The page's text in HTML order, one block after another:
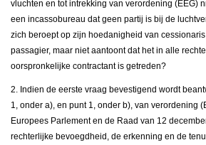
vluchten en tot intrekking van verordening (EEG)
een incassobureau dat geen partij is bij de
zich beroept op zijn hoedanigheid van
passagier, maar niet aantoont dat het in alle
oorspronkelijke contractant is getreden?
2. Indien de eerste vraag bevestigend wordt
1, onder a), en punt 1, onder b), van verordening
Europees Parlement en de Raad van 12
rechterlijke bevoegdheid, de erkenning en de